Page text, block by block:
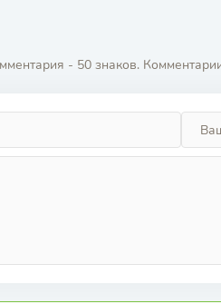
- 50 знаков.